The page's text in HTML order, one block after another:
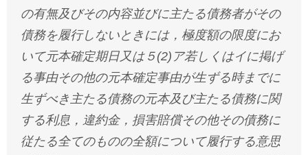
の有無及びその内容並びに主たる債務者がその
債務を履行しないときには，極度額の限度にお
いて元本確定期日又は５(2)ア若しくはイに掲げ
る事由その他の元本確定事由が生ずる時までに
生ずべき主たる債務の元本及び主たる債務に関
する利息，違約金，損害賠償その他その債務に
従たる全てのものの全額について履行する意思